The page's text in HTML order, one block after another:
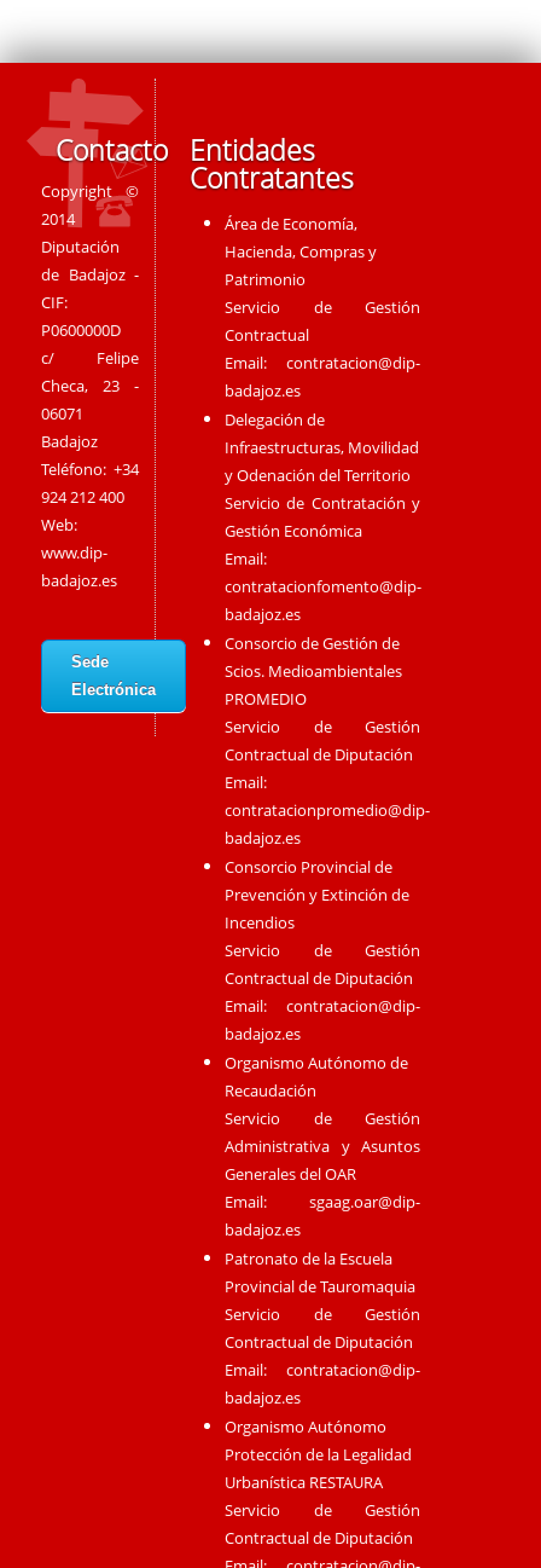
Contacto
Copyright ©
2014
Diputación
de Badajoz -
CIF:
P0600000D
c/ Felipe
Checa, 23 -
06071
Badajoz
Teléfono: +34
924 212 400
Web:
www.dip-
badajoz.es
Sede
Electrónica
Entidades
Contratantes
Área de Economía,
Hacienda, Compras y
Patrimonio
Servicio de Gestión
Contractual
Email:contratacion@dip-
badajoz.es
Delegación de
Infraestructuras, Movilidad
y Odenación del Territorio
Servicio de Contratación y
Gestión Económica
Email:
contratacionfomento@dip-
badajoz.es
Consorcio de Gestión de
Scios. Medioambientales
PROMEDIO
Servicio de Gestión
Contractual de Diputación
Email:
contratacionpromedio@dip-
badajoz.es
Consorcio Provincial de
Prevención y Extinción de
Incendios
Servicio de Gestión
Contractual de Diputación
Email:contratacion@dip-
badajoz.es
Organismo Autónomo de
Recaudación
Servicio de Gestión
Administrativa y Asuntos
Generales del OAR
Email:sgaag.oar@dip-
badajoz.es
Patronato de la Escuela
Provincial de Tauromaquia
Servicio de Gestión
Contractual de Diputación
Email:contratacion@dip-
badajoz.es
Organismo Autónomo
Protección de la Legalidad
Urbanística RESTAURA
Servicio de Gestión
Contractual de Diputación